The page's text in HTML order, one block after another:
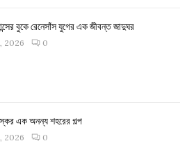
বুকে রেনেসাঁস যুগের এক জীবন্ত জাদুঘর
2026 0
এক অনন্য শহরের গল্প
2026 0